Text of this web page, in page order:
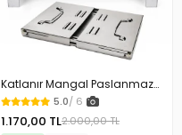
Katlanır Mangal Paslanmaz
Çelik Oluklu Izgara Galvanizli
Çelik Malzeme
5.0/ 6
1.170,00 TL2.000,00 TL